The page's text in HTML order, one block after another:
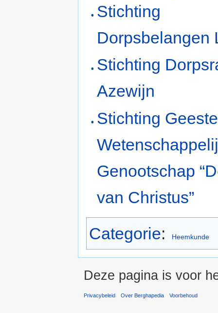
Stichting
Dorpsbelangen
Stichting
Azewijn
Stichting
Genootschap
van Christus”
Categorie: Heemkunde
Deze pagina is voor
Privacybeleid Over Berghapedia Voorbehoud